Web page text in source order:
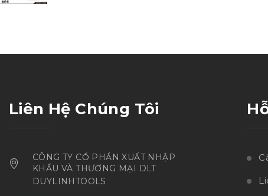
Liên Hệ Chúng Tôi
CÔNG TY CỔ PHẦN XUẤT NHẬP
KHẨU VÀ THƯƠNG MẠI DLT
DUYLINHTOOLS